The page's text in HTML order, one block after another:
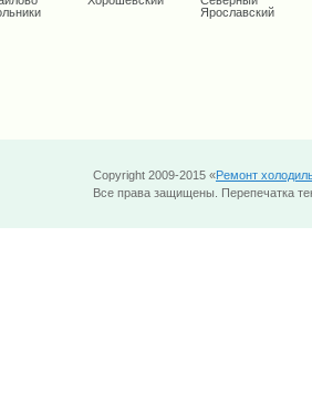
Ярославский
Copyright 2009-2015 «Ремонт
Все права защищены. Перепечатка